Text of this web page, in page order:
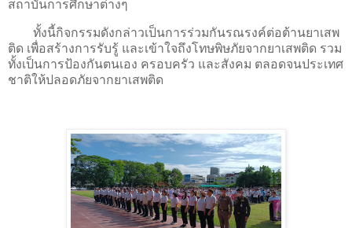
สถาบันการศึกษาต่างๆ
ทั้งนี้กิจกรรมดังกล่าวเป็นการร่วมกันรณรงค์ต่อต้านยาเสพ
ติด เพื่อสร้างการรับรู้ และเข้าใจถึงโทษพิษภัยจากยาเสพติด รวม
ทั้งเป็นการป้องกันตนเอง ครอบครัว และสังคม ตลอดจนประเทศ
ชาติให้ปลอดภัยจากยาเสพติด